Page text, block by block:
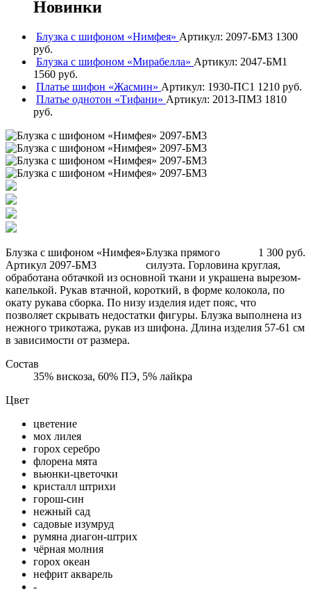
Новинки
Блузка с шифоном «Нимфея» Артикул: 2097-БМ3 1300
руб.
Блузка с шифоном «Мирабелла» Артикул: 2047-БМ1
1560 руб.
Платье шифон «Жасмин» Артикул: 1930-ПС1 1210 руб.
Платье однотон «Тифани» Артикул: 2013-ПМ3 1810
руб.
Блузка с шифоном «Нимфея»
Артикул 2097-БМ3
1 300 руб.
Блузка прямого
силуэта. Горловина круглая,
обработана обтачкой из основной ткани и украшена вырезом-
капелькой. Рукав втачной, короткий, в форме колокола, по
окату рукава сборка. По низу изделия идет пояс, что
позволяет скрывать недостатки фигуры. Блузка выполнена из
нежного трикотажа, рукав из шифона. Длина изделия 57-61 см
в зависимости от размера.
Состав
35% вискоза, 60% ПЭ, 5% лайкра
Цвет
цветение
мох лилея
горох серебро
флорена мята
вьюнки-цветочки
кристалл штрихи
горош-син
нежный сад
садовые изумруд
румяна диагон-штрих
чёрная молния
горох океан
нефрит акварель
-